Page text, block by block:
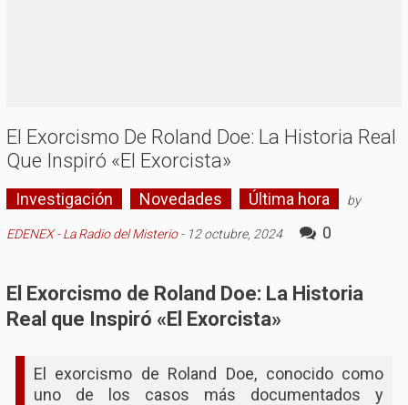
El Exorcismo De Roland Doe: La Historia Real
Que Inspiró «El Exorcista»
Investigación Novedades Última hora by
EDENEX - La Radio del Misterio- 12 octubre, 2024 0
El Exorcismo de Roland Doe: La Historia
Real que Inspiró «El Exorcista»
El exorcismo de Roland Doe, conocido como
uno de los casos más documentados y